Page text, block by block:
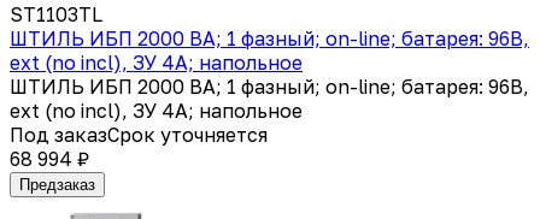
ST1103TL
ШТИЛЬ ИБП 2000 ВА; 1 фазный; on-line; батарея: 96В,
ext (no incl), ЗУ 4А; напольное
ШТИЛЬ ИБП 2000 ВА; 1 фазный; on-line; батарея: 96В,
ext (no incl), ЗУ 4А; напольное
Под заказСрок уточняется
68 994 ₽
Предзаказ